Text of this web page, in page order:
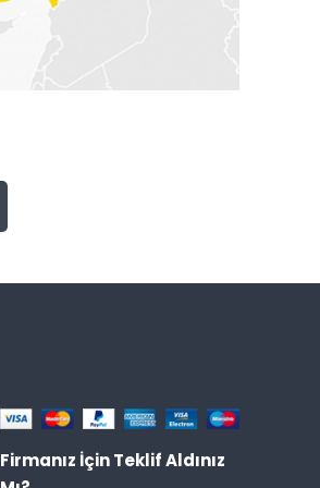
Firmanız İçin Teklif Aldınız